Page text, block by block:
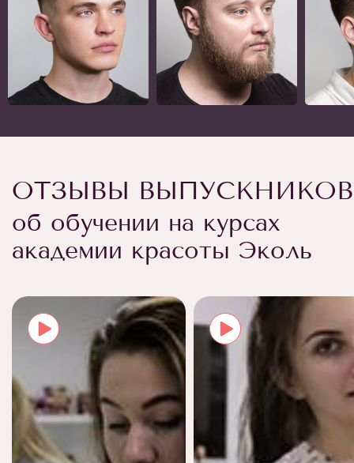
ОТЗЫВЫ ВЫПУСКНИКОВ
об обучении на курсах
академии красоты Эколь